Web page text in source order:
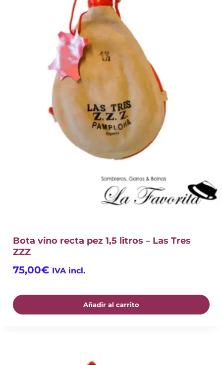
Bota vino recta pez 1,5 litros – Las Tres
ZZZ
75,00€ IVA incl.
Añadir al carrito